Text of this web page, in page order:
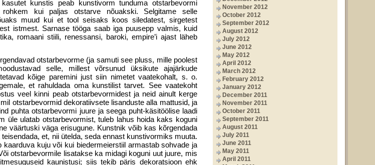
November 2012
October 2012
September 2012
August 2012
July 2012
June 2012
May 2012
April 2012
March 2012
February 2012
January 2012
December 2011
November 2011
October 2011
September 2011
August 2011
July 2011
June 2011
May 2011
April 2011
kunstis peab kunstivorm tunduma otstarbevormi
kui paljas otstarve nõuakski. Selgitame selle
muud kui et tool seisaks koos siledatest, sirgetest
istmest. Sarnase tööga saab iga puusepp valmis, kuid
romaani stiili, renessansi, baroki, empire’i ajast läheb
otstarbevorme (ja samuti see pluss, mille poolest
selle, millest võrsunud üksikute ajajärkude
kõige paremini just siin nimetet vaatekohalt, s. o.
et rahuldada oma kunsti­list tarvet. See vaatekoht
veel kinni peab otstarbevormidest ja neid ainult kerge
otstarbevormid dekoratiivsete lisanduste alla mattusid, ja
puhta otstarbevormi juure ja seega puht-käsitöölise laadi
üle ulatab otstarbevormist, tuleb lahus hoida kaks koguni
väärtuski väga erisugune. Kunstnik võib kas kõrgendada
et, nii ütelda, seda ennast kunstivormiks muuta.
kuju või kui biedermeierstiil armastab sohvade ja
otstarbevormile lisatakse ka midagi koguni uut juure, mis
kaunistusi; siis tekib päris dekoratsioon ehk